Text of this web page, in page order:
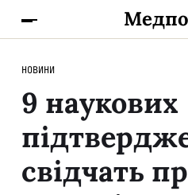
НОВИНИ
9 наукових
свідчать